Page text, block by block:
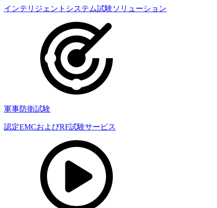
インテリジェントシステム試験ソリューション
軍事防衛試験
認定EMCおよびRF試験サービス